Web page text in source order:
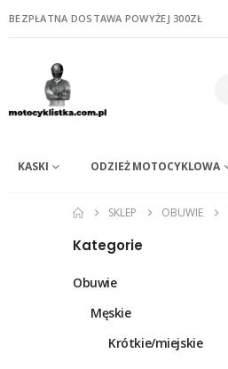
BEZPŁATNA DOSTAWA POWYŻEJ 300ZŁ
KASKI ODZIEŻ MOTOCYKLOWA
SKLEP OBUWIE
Kategorie
Obuwie
Męskie
Krótkie/miejskie